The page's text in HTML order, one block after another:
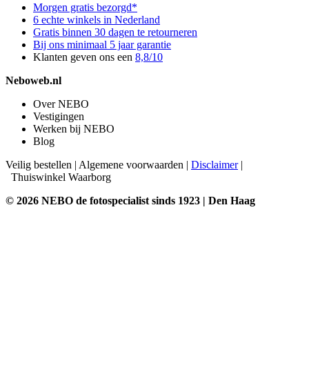
Morgen gratis bezorgd*
6 echte winkels in Nederland
Gratis binnen 30 dagen te retourneren
Bij ons minimaal 5 jaar garantie
Klanten geven ons een 8,8/10
Neboweb.nl
Over NEBO
Vestigingen
Werken bij NEBO
Blog
Veilig bestellen | Algemene voorwaarden | Disclaimer|
Thuiswinkel Waarborg
© 2026 NEBO de fotospecialist sinds 1923 | Den Haag